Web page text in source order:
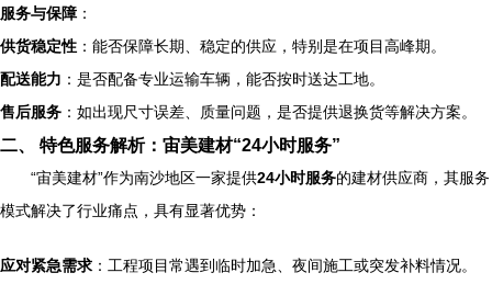
服务与保障 ：
供货稳定性 ：能否保障长期、稳定的供应，特别是在项目高峰期。
配送能力 ：是否配备专业运输车辆，能否按时送达工地。
售后服务 ：如出现尺寸误差、质量问题，是否提供退换货等解决方案。
二、 特色服务解析：宙美建材“24小时服务”
“宙美建材”作为南沙地区一家提供24小时服务的建材供应商，其服务
模式解决了行业痛点，具有显著优势：
应对紧急需求 ：工程项目常遇到临时加急、夜间施工或突发补料情况。